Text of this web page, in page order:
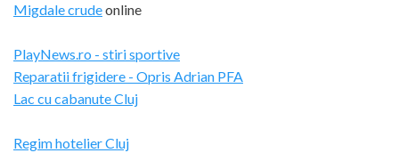
Migdale crudeonline
PlayNews.ro - stiri sportive
Reparatii frigidere - Opris Adrian PFA
Lac cu cabanute Cluj
Regim hotelier Cluj